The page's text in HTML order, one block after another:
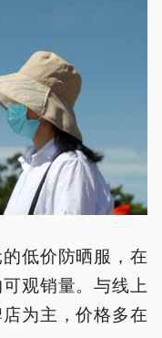
低价防晒服，在
观销量。与线上
为主，价格多在